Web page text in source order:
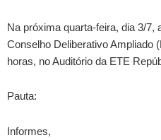
Na próxima quarta-feira, dia 3/7,
Conselho Deliberativo Ampliado
horas, no Auditório da ETE
Pauta:
Informes,